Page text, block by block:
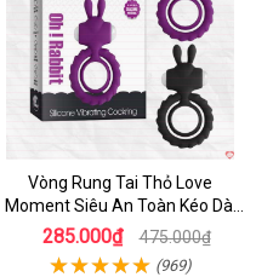
Vòng Rung Tai Thỏ Love
Moment Siêu An Toàn Kéo Dài
Thời Gian
285.000₫ 475.000₫
(969)